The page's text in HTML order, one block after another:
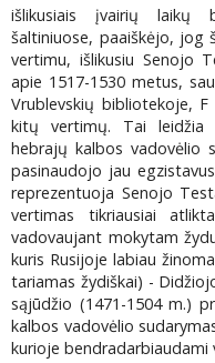
išlikusiais įvairių laikų
šaltiniuose, paaiškėjo, jog
vertimu, išlikusiu Senojo
apie 1517-1530 metus,
Vrublevskių bibliotekoje,
kitų vertimų. Tai leidžia
hebrajų kalbos vadovėlio
pasinaudojo jau
reprezentuoja Senojo
vertimas tikriausiai
vadovaujant mokytam
kuris Rusijoje labiau
tariamas žydiškai) -
sąjūdžio (1471-1504 m.)
kalbos vadovėlio
kurioje bendradarbiaudami